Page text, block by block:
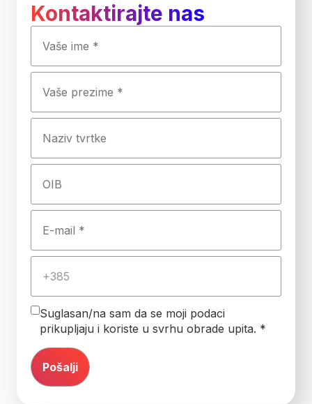
Kontaktirajte nas
Suglasan/na sam da se moji podaci
prikupljaju i koriste u svrhu obrade upita. *